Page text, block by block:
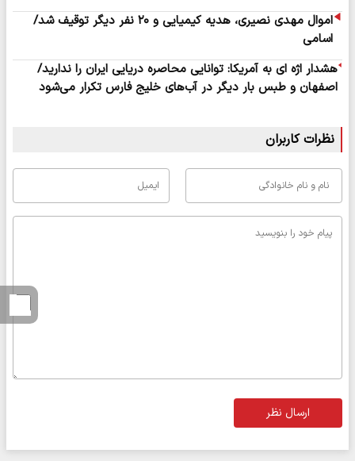
اموال مهدی نصیری، هدیه کیمیایی و ۲۰ نفر دیگر توقیف شد/
اسامی
هشدار اژه ای به آمریکا: توانایی محاصره دریایی ایران را ندارید/
اصفهان و طبس بار دیگر در آب‌های خلیج فارس تکرار می‌شود
نظرات کاربران
ارسال نظر